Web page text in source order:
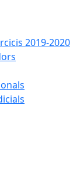
2019-2020